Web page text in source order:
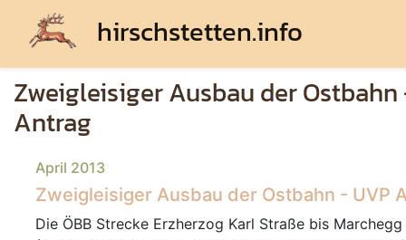
hirschstetten.info
Zweigleisiger Ausbau der
Antrag
April 2013
Zweigleisiger Ausbau der Ostbahn - UVP
Die ÖBB Strecke Erzherzog Karl Straße bis Marchegg